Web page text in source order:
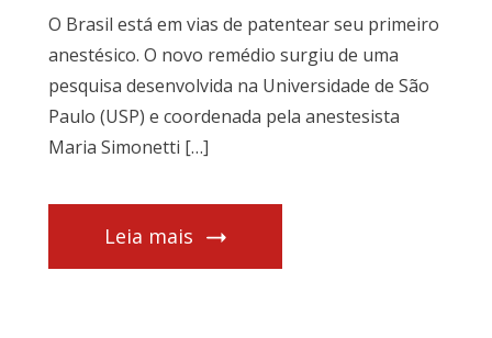
O Brasil está em vias de patentear seu primeiro
anestésico. O novo remédio surgiu de uma
pesquisa desenvolvida na Universidade de São
Paulo (USP) e coordenada pela anestesista
Maria Simonetti […]
Leia mais